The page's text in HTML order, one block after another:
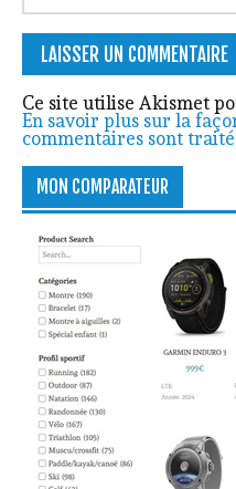
Ce site utilise Akismet
En savoir plus sur la
commentaires sont
MON COMPARATEUR